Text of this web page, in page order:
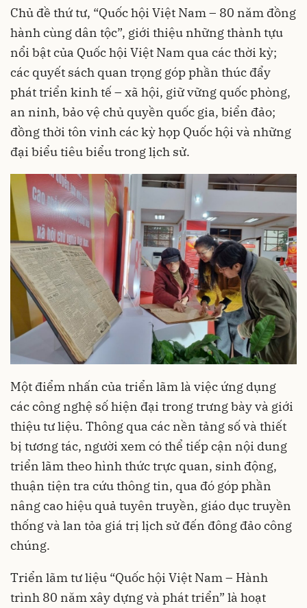
Chủ đề thứ tư, “Quốc hội Việt Nam – 80 năm đồng
hành cùng dân tộc”, giới thiệu những thành tựu
nổi bật của Quốc hội Việt Nam qua các thời kỳ;
các quyết sách quan trọng góp phần thúc đẩy
phát triển kinh tế – xã hội, giữ vững quốc phòng,
an ninh, bảo vệ chủ quyền quốc gia, biển đảo;
đồng thời tôn vinh các kỳ họp Quốc hội và những
đại biểu tiêu biểu trong lịch sử.
Một điểm nhấn của triển lãm là việc ứng dụng
các công nghệ số hiện đại trong trưng bày và giới
thiệu tư liệu. Thông qua các nền tảng số và thiết
bị tương tác, người xem có thể tiếp cận nội dung
triển lãm theo hình thức trực quan, sinh động,
thuận tiện tra cứu thông tin, qua đó góp phần
nâng cao hiệu quả tuyên truyền, giáo dục truyền
thống và lan tỏa giá trị lịch sử đến đông đảo công
chúng.
Triển lãm tư liệu “Quốc hội Việt Nam – Hành
trình 80 năm xây dựng và phát triển” là hoạt